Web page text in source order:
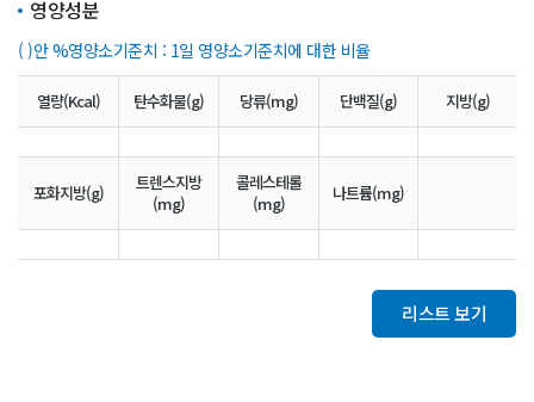
영양성분
( )안 %영양소기준치 : 1일 영양소기준치에 대한 비율
열량(Kcal) 탄수화물(g) 당류(mg) 단백질(g) 지방(g)
포화지방(g)
트렌스지방
(mg)
콜레스테롤
(mg)
나트륨(mg)
리스트 보기